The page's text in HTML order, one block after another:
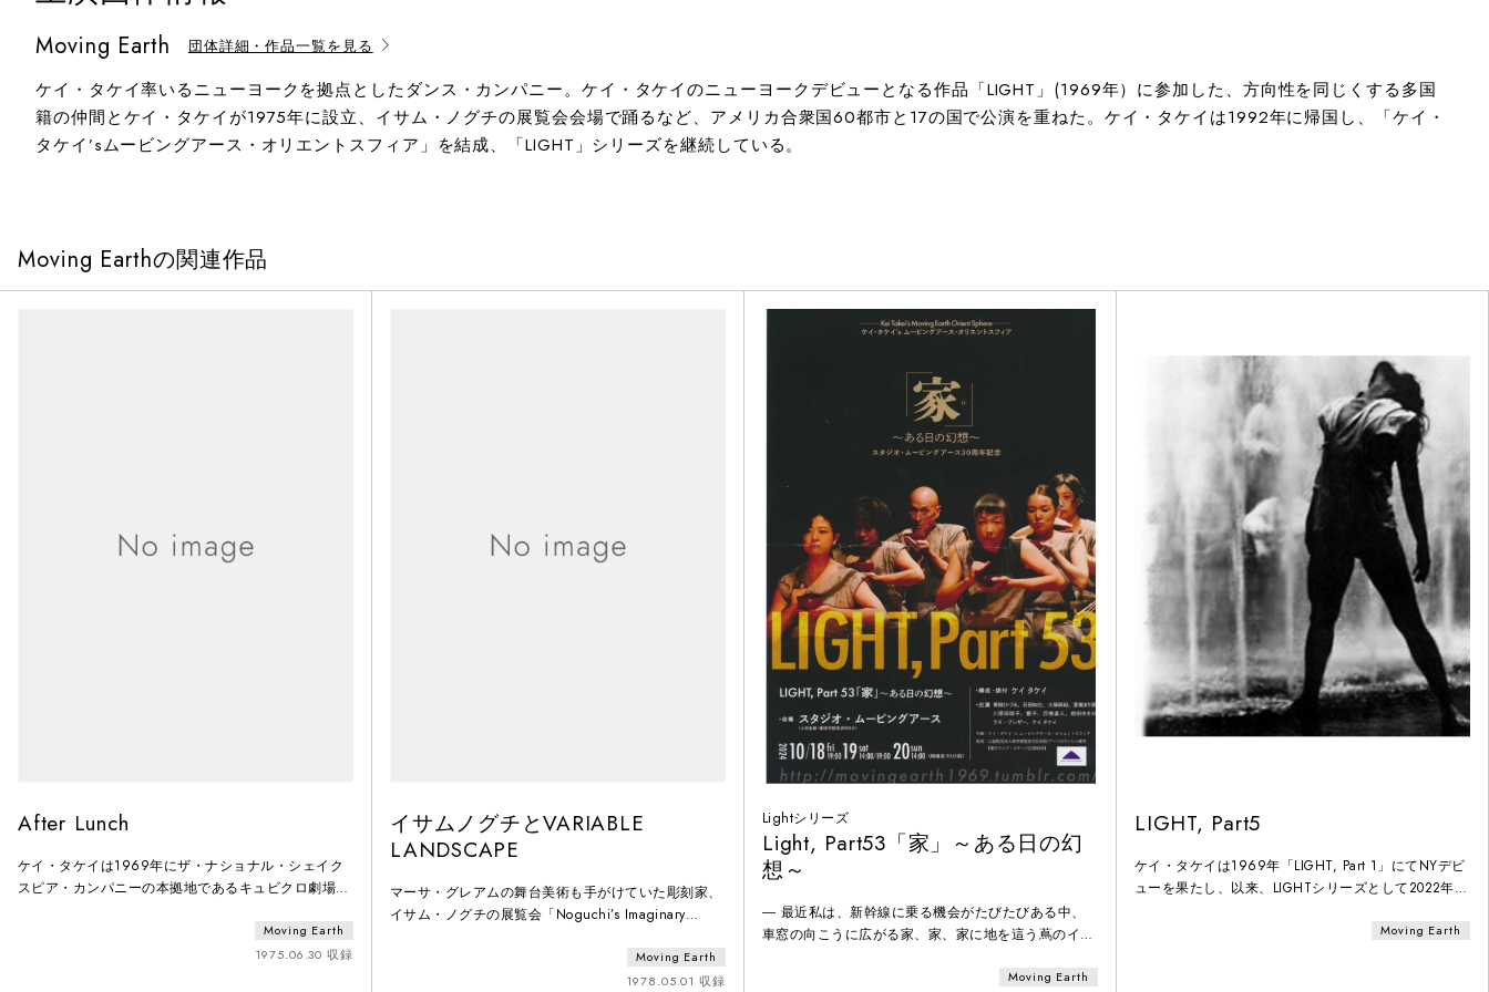
Moving Earth 団体詳細・作品一覧を見る
ケイ・タケイ率いるニューヨークを拠点としたダンス・カンパニー。ケイ・タケイのニューヨークデビューとなる作品「LIGHT」(1969年）に参加した、方向性を同じくする多国
籍の仲間とケイ・タケイが1975年に設立、イサム・ノグチの展覧会会場で踊るなど、アメリカ合衆国60都市と17の国で公演を重ねた。ケイ・タケイは1992年に帰国し、「ケイ・
タケイ’sムービングアース・オリエントスフィア」を結成、「LIGHT」シリーズを継続している。
Moving Earthの関連作品
After Lunch
ケイ・タケイは1969年にザ・ナショナル・シェイク
スピア・カンパニーの本拠地であるキュビクロ劇場で
果たした。同年、同じ劇場で「ランチ」を発表。それ
から6年後、「ランチ」の後ということで、「アフタ
Moving Earth
1975.06.30 収録
イサムノグチとVARIABLE
LANDSCAPE
マーサ・グレアムの舞台美術も手がけていた彫刻家、
イサム・ノグチの展覧会「Noguchi’s Imaginary
美術館でも上演された。ノグチがパフォーマンスのた
めに用意した「Variable Landscape」と名付けた場
Moving Earth
1978.05.01 収録
Lightシリーズ
Light, Part53「家」～ある日の幻
想～
― 最近私は、新幹線に乗る機会がたびたびある中、
車窓の向こうに広がる家、家、家に地を這う蔦のイメ
そんな発想から今回の「家」の創作が始まった。どこ
Moving Earth
LIGHT, Part5
ケイ・タケイは1969年「LIGHT, Part 1」にてNYデビ
ューを果たし、以来、LIGHTシリーズとして2022年12
の章もあり、ひとつひとつの章は独立しているが、つ
Moving Earth